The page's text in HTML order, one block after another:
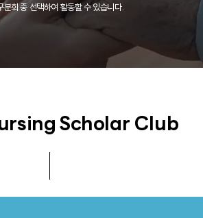
분회 중 선택하여 활동할 수 있습니다.
Scholar Club